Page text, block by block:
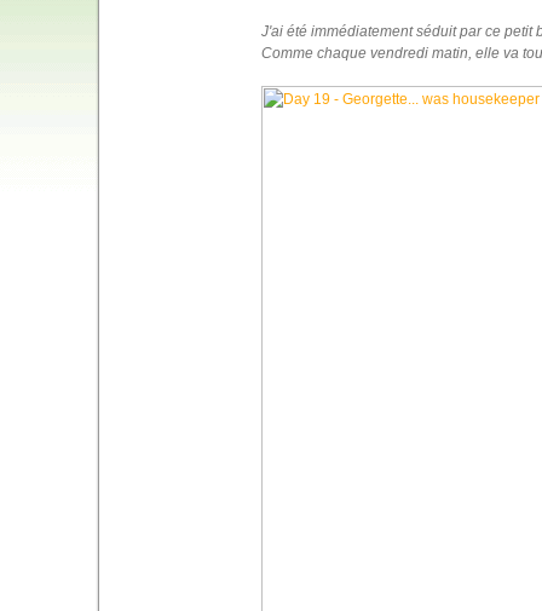
J'ai été immédiatement séduit par ce petit
Comme chaque vendredi matin, elle va